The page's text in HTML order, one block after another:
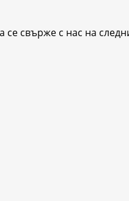
се свърже с нас на